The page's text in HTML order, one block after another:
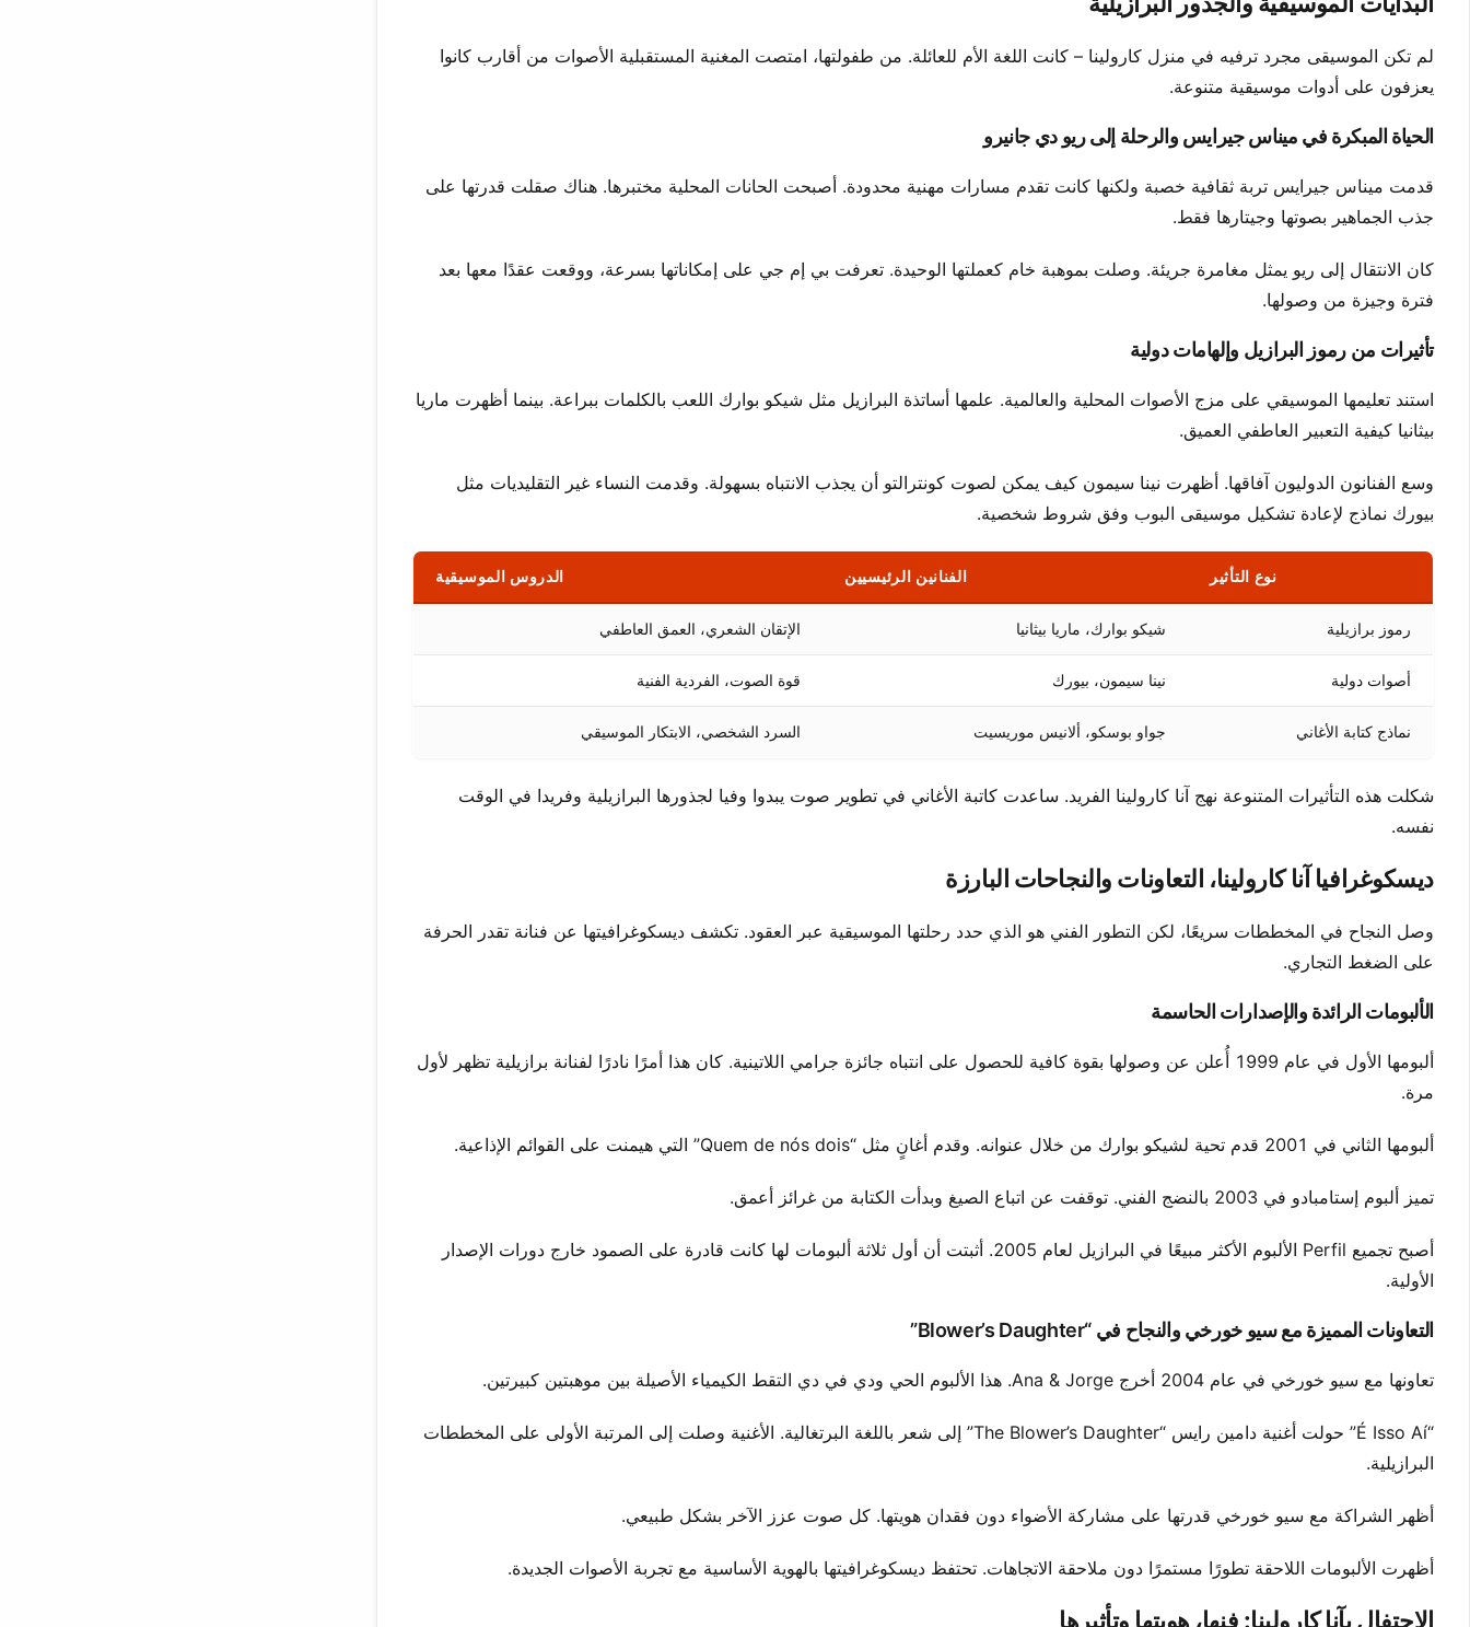
لم تكن الموسيقى مجرد ترفيه في منزل كارولينا – كانت اللغة الأم للعائلة. من طفولتها، امتصت المغنية المستقبلية الأصوات من أقارب كانوا
يعزفون على أدوات موسيقية متنوعة.
الحياة المبكرة في ميناس جيرايس والرحلة إلى ريو دي جانيرو
قدمت ميناس جيرايس تربة ثقافية خصبة ولكنها كانت تقدم مسارات مهنية محدودة. أصبحت الحانات المحلية مختبرها. هناك صقلت قدرتها على
جذب الجماهير بصوتها وجيتارها فقط.
كان الانتقال إلى ريو يمثل مغامرة جريئة. وصلت بموهبة خام كعملتها الوحيدة. تعرفت بي إم جي على إمكاناتها بسرعة، ووقعت عقدًا معها بعد
فترة وجيزة من وصولها.
تأثيرات من رموز البرازيل وإلهامات دولية
استند تعليمها الموسيقي على مزج الأصوات المحلية والعالمية. علمها أساتذة البرازيل مثل شيكو بوارك اللعب بالكلمات ببراعة. بينما أظهرت ماريا
بيثانيا كيفية التعبير العاطفي العميق.
وسع الفنانون الدوليون آفاقها. أظهرت نينا سيمون كيف يمكن لصوت كونترالتو أن يجذب الانتباه بسهولة. وقدمت النساء غير التقليديات مثل
بيورك نماذج لإعادة تشكيل موسيقى البوب وفق شروط شخصية.
نوع التأثير الفنانين الرئيسيين الدروس الموسيقية
رموز برازيلية شيكو بوارك، ماريا بيثانيا الإتقان الشعري، العمق العاطفي
أصوات دولية نينا سيمون، بيورك قوة الصوت، الفردية الفنية
نماذج كتابة الأغاني جواو بوسكو، ألانيس موريسيت السرد الشخصي، الابتكار الموسيقي
شكلت هذه التأثيرات المتنوعة نهج آنا كارولينا الفريد. ساعدت كاتبة الأغاني في تطوير صوت يبدوا وفيا لجذورها البرازيلية وفريدا في الوقت
نفسه.
ديسكوغرافيا آنا كارولينا، التعاونات والنجاحات البارزة
وصل النجاح في المخططات سريعًا، لكن التطور الفني هو الذي حدد رحلتها الموسيقية عبر العقود. تكشف ديسكوغرافيتها عن فنانة تقدر الحرفة
على الضغط التجاري.
الألبومات الرائدة والإصدارات الحاسمة
ألبومها الأول في عام 1999 أُعلن عن وصولها بقوة كافية للحصول على انتباه جائزة جرامي اللاتينية. كان هذا أمرًا نادرًا لفنانة برازيلية تظهر لأول
مرة.
ألبومها الثاني في 2001 قدم تحية لشيكو بوارك من خلال عنوانه. وقدم أغانٍ مثل “Quem de nós dois” التي هيمنت على القوائم الإذاعية.
تميز ألبوم إستامبادو في 2003 بالنضج الفني. توقفت عن اتباع الصيغ وبدأت الكتابة من غرائز أعمق.
أصبح تجميع Perfil الألبوم الأكثر مبيعًا في البرازيل لعام 2005. أثبتت أن أول ثلاثة ألبومات لها كانت قادرة على الصمود خارج دورات الإصدار
الأولية.
التعاونات المميزة مع سيو خورخي والنجاح في “Blower’s Daughter”
تعاونها مع سيو خورخي في عام 2004 أخرج Ana & Jorge. هذا الألبوم الحي ودي في دي التقط الكيمياء الأصيلة بين موهبتين كبيرتين.
“É Isso Aí” حولت أغنية دامين رايس “The Blower’s Daughter” إلى شعر باللغة البرتغالية. الأغنية وصلت إلى المرتبة الأولى على المخططات
البرازيلية.
أظهر الشراكة مع سيو خورخي قدرتها على مشاركة الأضواء دون فقدان هويتها. كل صوت عزز الآخر بشكل طبيعي.
أظهرت الألبومات اللاحقة تطورًا مستمرًا دون ملاحقة الاتجاهات. تحتفظ ديسكوغرافيتها بالهوية الأساسية مع تجربة الأصوات الجديدة.
الاحتفال بآنا كارولينا: فنها، هويتها وتأثيرها